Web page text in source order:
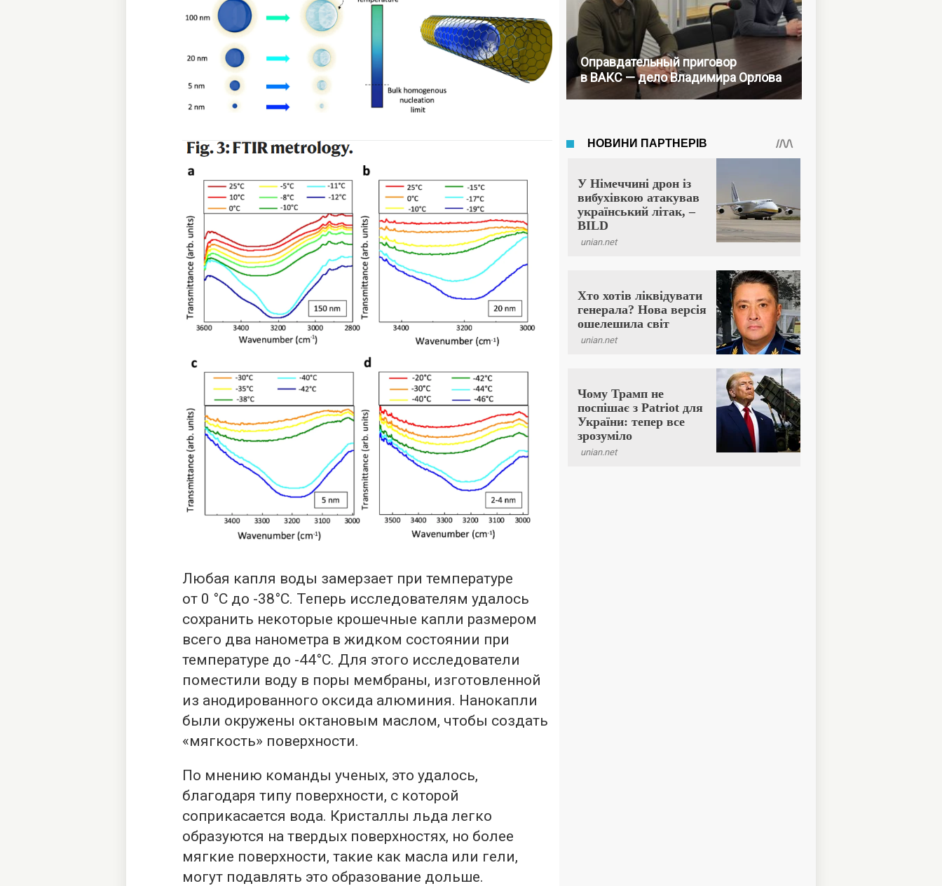
Любая капля воды замерзает при температуре
от 0 °C до -38°C. Теперь исследователям удалось
сохранить некоторые крошечные капли размером
всего два нанометра в жидком состоянии при
температуре до -44°С. Для этого исследователи
поместили воду в поры мембраны, изготовленной
из анодированного оксида алюминия. Нанокапли
были окружены октановым маслом, чтобы создать
«мягкость» поверхности.
По мнению команды ученых, это удалось,
благодаря типу поверхности, с которой
соприкасается вода. Кристаллы льда легко
образуются на твердых поверхностях, но более
мягкие поверхности, такие как масла или гели,
могут подавлять это образование дольше.
Оправдательный приговор
в ВАКС — дело Владимира Орлова